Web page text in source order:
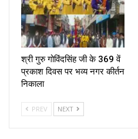
श्री गुरु गोविंदसिंह जी के 369 वें
प्रकाश दिवस पर भव्य नगर कीर्तन
निकाला
PREV NEXT